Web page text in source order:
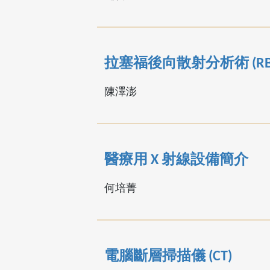
拉塞福後向散射分析術
陳澤澎
醫療用 X 射線設備簡介
何培菁
電腦斷層掃描儀 (CT)